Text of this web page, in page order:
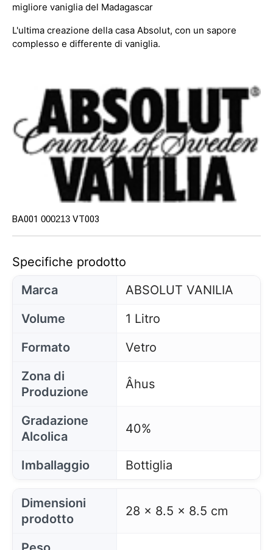
migliore vaniglia del Madagascar
L'ultima creazione della casa Absolut, con un sapore
complesso e differente di vaniglia.
BA001 000213 VT003
Specifiche prodotto
Marca
ABSOLUT VANILIA
Volume
1 Litro
Formato
Vetro
Zona di
Produzione
Âhus
Gradazione
Alcolica
40%
Imballaggio Bottiglia
Dimensioni
prodotto
28 x 8.5 x 8.5 cm